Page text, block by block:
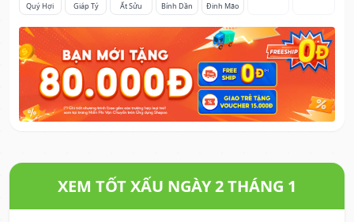
Quý Hợi
Giáp Tý
Ất Sửu
Bính Dần
Đinh Mão
XEM TỐT XẤU NGÀY 2 THÁNG 1